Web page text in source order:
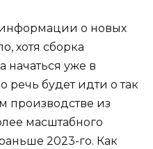
о новых
хотя сборка
начаться уже в
речь будет идти о так
производстве из
масштабного
2023-го. Как